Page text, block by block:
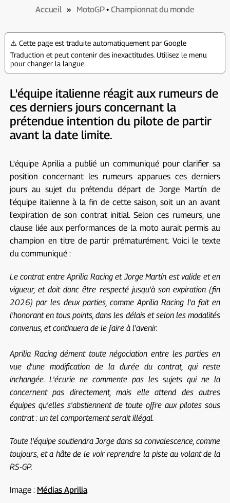
Accueil» MotoGP• Championnat du monde
⚠️ Cette page est traduite automatiquement par Google
Traduction et peut contenir des inexactitudes. Utilisez le menu
pour changer la langue.
L'équipe italienne réagit aux rumeurs de
ces derniers jours concernant la
prétendue intention du pilote de partir
avant la date limite.
L'équipe Aprilia a publié un communiqué pour clarifier sa
position concernant les rumeurs apparues ces derniers
jours au sujet du prétendu départ de Jorge Martín de
l'équipe italienne à la fin de cette saison, soit un an avant
l'expiration de son contrat initial. Selon ces rumeurs, une
clause liée aux performances de la moto aurait permis au
champion en titre de partir prématurément. Voici le texte
du communiqué :
Le contrat entre Aprilia Racing et Jorge Martín est valide et en
vigueur, et doit donc être respecté jusqu'à son expiration (fin
2026) par les deux parties, comme Aprilia Racing l'a fait en
l'honorant en tous points, dans les délais et selon les modalités
convenus, et continuera de le faire à l'avenir.
Aprilia Racing dément toute négociation entre les parties en
vue d'une modification de la durée du contrat, qui reste
inchangée. L'écurie ne commente pas les sujets qui ne la
concernent pas directement, mais elle attend des autres
équipes qu'elles s'abstiennent de toute offre aux pilotes sous
contrat : un tel comportement serait illégal.
Toute l'équipe soutiendra Jorge dans sa convalescence, comme
toujours, et a hâte de le voir reprendre la piste au volant de la
RS-GP.
Image : Médias Aprilia